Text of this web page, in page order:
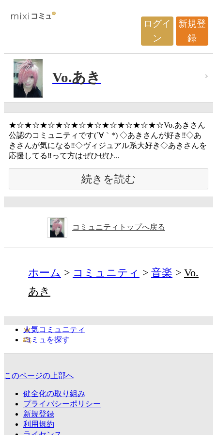
ログイ
ン
新規登
録
Vo.あき
★☆★☆★☆★☆★☆★☆★☆★☆★☆★☆Vo.あきさん
公認のコミュニティです(´∀｀*) ◇あきさんが好き‼◇あ
きさんが気になる‼◇ヴィジュアル系大好き◇あきさんを
応援してる‼って方はぜひぜひ...
続きを読む
コミュニティトップへ戻る
ホーム コミュニティ 音楽
Vo.
あき
人気コミュニティ
コミュを探す
このページの上部へ
健全化の取り組み
プライバシーポリシー
新規登録
利用規約